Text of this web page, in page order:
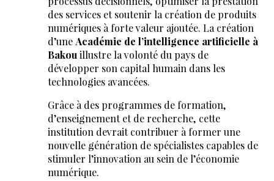
des services et soutenir la création de produits
numériques à forte valeur ajoutée. La création
d’uneAcadémie de l’intelligence artificielle à
Bakouillustre la volonté du pays de
développer son capital humain dans les
technologies avancées.
Grâce à des programmes de formation,
d’enseignement et de recherche, cette
institution devrait contribuer à former une
nouvelle génération de spécialistes capables de
stimuler l’innovation au sein de l’économie
numérique.